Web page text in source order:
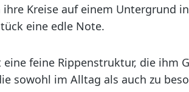
Kreise auf einem Untergrund
eine edle Note.
feine Rippenstruktur, die ihm
sowohl im Alltag als auch zu